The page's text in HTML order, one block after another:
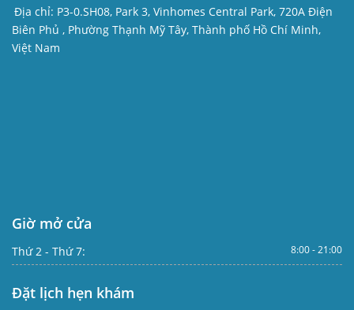
Địa chỉ: P3-0.SH08, Park 3, Vinhomes Central Park, 720A Điện
Biên Phủ , Phường Thạnh Mỹ Tây, Thành phố Hồ Chí Minh,
Việt Nam
Giờ mở cửa
Thứ 2 - Thứ 7: 8:00 - 21:00
Đặt lịch hẹn khám